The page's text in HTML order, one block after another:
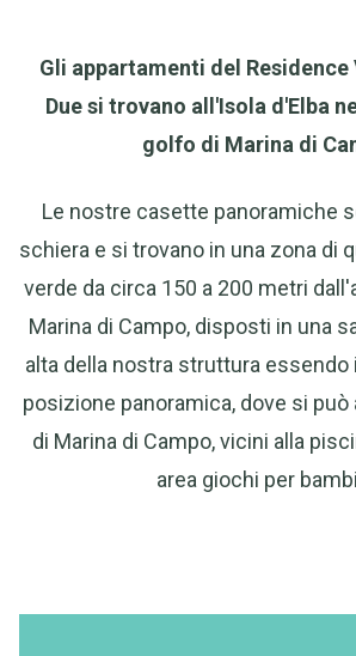
Gli appartamenti del Residence
Due si trovano all'Isola d'Elba
golfo di Marina di
Le nostre casette panoramiche
schiera e si trovano in una zona di
verde da circa 150 a 200 metri
Marina di Campo, disposti in una
alta della nostra struttura essendo
posizione panoramica, dove si
di Marina di Campo, vicini alla
area giochi per